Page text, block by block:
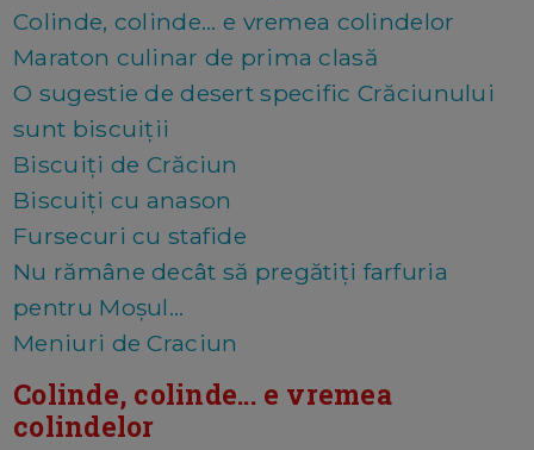
Colinde, colinde... e vremea colindelor
Maraton culinar de prima clasă
O sugestie de desert specific Crăciunului
sunt biscuiții
Biscuiți de Crăciun
Biscuiți cu anason
Fursecuri cu stafide
Nu rămâne decât să pregătiți farfuria
pentru Moșul...
Meniuri de Craciun
Colinde, colinde... e vremea
colindelor